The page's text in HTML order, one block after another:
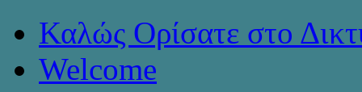
Καλώς Ορίσατε στο
Welcome